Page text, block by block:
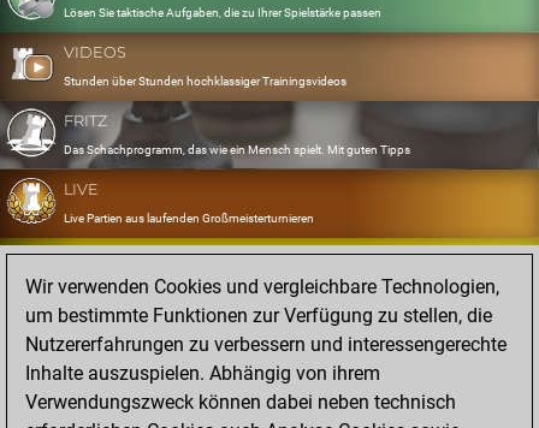
Lösen Sie taktische Aufgaben, die zu Ihrer Spielstärke passen
VIDEOS
Stunden über Stunden hochklassiger Trainingsvideos
FRITZ
Das Schachprogramm, das wie ein Mensch spielt. Mit guten Tipps
LIVE
Live Partien aus laufenden Großmeisterturnieren
OPENINGS
Erfassen und Üben Sie Ihr Eröffnungsrepertoire
DATABASE
Acht Millionen starke Partien
MYGAMES
Speichern und analysieren Sie eigene Partien in der Cloud
Wir verwenden Cookies und vergleichbare Technologien,
um bestimmte Funktionen zur Verfügung zu stellen, die
Nutzererfahrungen zu verbessern und interessengerechte
Inhalte auszuspielen. Abhängig von ihrem
Verwendungszweck können dabei neben technisch